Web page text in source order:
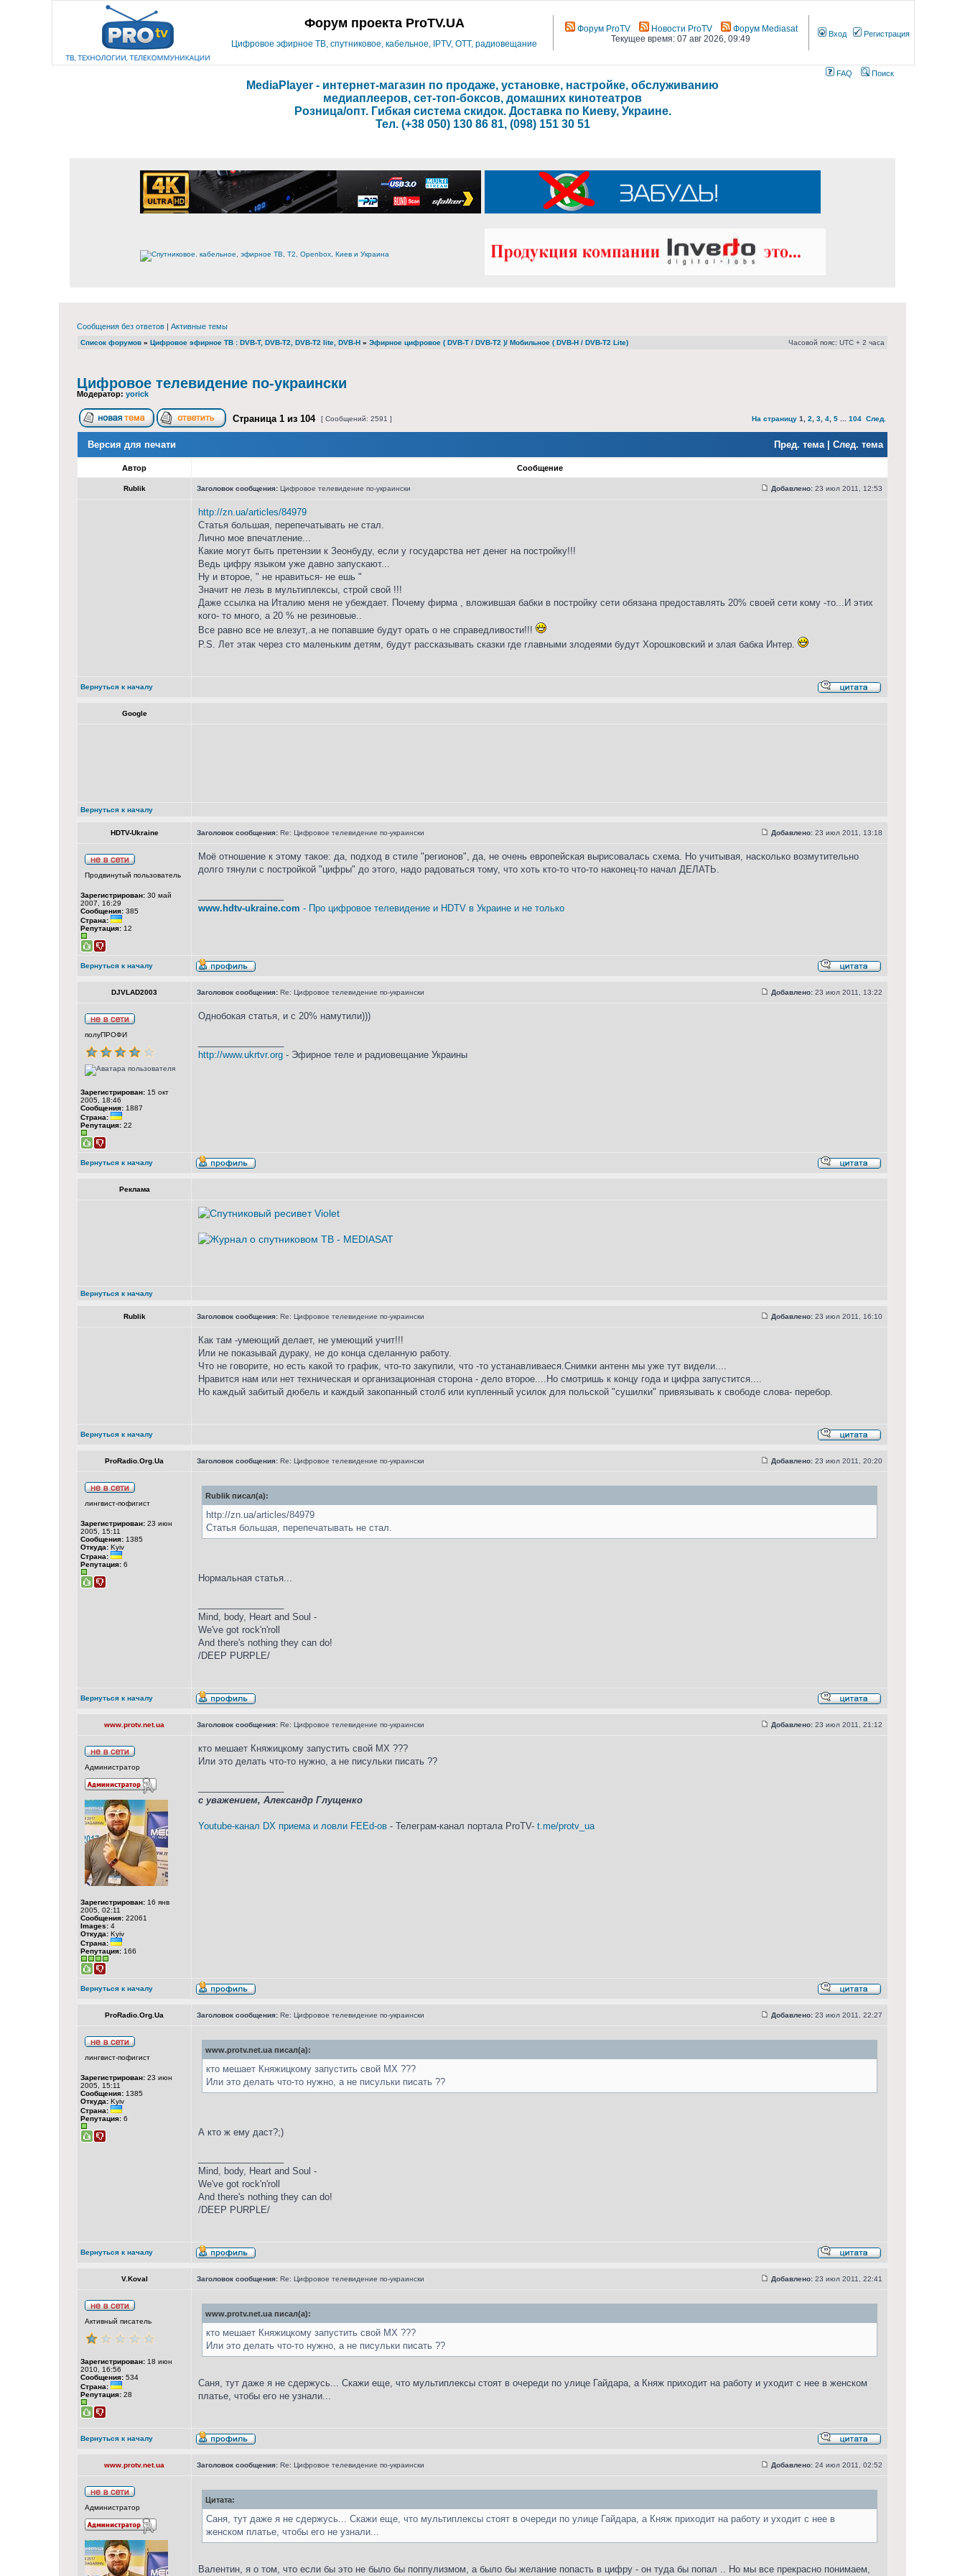
Форум проекта ProTV.UA
Цифровое эфирное ТВ, спутниковое, кабельное, IPTV, OTT, радиовещание
Форум ProTV Новости ProTV
Форум Mediasat
Текущее время: 07 авг 2026, 09:49
Вход Регистрация
FAQ Поиск
MediaPlayer - интернет-магазин по продаже, установке, настройке, обслуживанию
медиаплееров, сет-топ-боксов, домашних кинотеатров
Розница/опт. Гибкая система скидок. Доставка по Киеву, Украине.
Тел. (+38 050) 130 86 81, (098) 151 30 51
Сообщения без ответов | Активные темы
Список форумов » Цифровое эфирное ТВ : DVB-T, DVB-T2, DVB-T2 lite, DVB-H » Эфирное цифровое ( DVB-T / DVB-T2 )/ Мобильное ( DVB-H / DVB-T2 Lite) Часовой пояс: UTC + 2 часа
Цифровое телевидение по-украински
Модератор: yorick
Страница 1 из 104 [ Сообщений: 2591 ] На страницу 1 2 3 4 5 104 След.
Версия для печати Пред. тема| След. тема
Автор Сообщение
Rublik Заголовок сообщения: Цифровое телевидение по-украински Добавлено: 23 июл 2011, 12:53
http://zn.ua/articles/84979
Статья большая, перепечатывать не стал.
Лично мое впечатление...
Какие могут быть претензии к Зеонбуду, если у государства нет денег на постройку!!!
Ведь цифру языком уже давно запускают...
Ну и второе, " не нравиться- не ешь "
Значит не лезь в мультиплексы, строй свой !!!
Даже ссылка на Италию меня не убеждает. Почему фирма , вложившая бабки в постройку сети обязана предоставлять 20% своей сети кому -то...И этих
кого- то много, а 20 % не резиновые..
Все равно все не влезут,.а не попавшие будут орать о не справедливости!!!
P.S. Лет этак через сто маленьким детям, будут рассказывать сказки где главными злодеями будут Хорошковский и злая бабка Интер.
Вернуться к началу
Google
Вернуться к началу
HDTV-Ukraine Заголовок сообщения: Re: Цифровое телевидение по-украински Добавлено: 23 июл 2011, 13:18
Продвинутый пользователь
Зарегистрирован: 30 май
2007, 16:29
Сообщения: 385
Страна:
Репутация: 12
Моё отношение к этому такое: да, подход в стиле "регионов", да, не очень европейская вырисовалась схема. Но учитывая, насколько возмутительно
долго тянули с постройкой "цифры" до этого, надо радоваться тому, что хоть кто-то что-то наконец-то начал ДЕЛАТЬ.
www.hdtv-ukraine.com - Про цифровое телевидение и HDTV в Украине и не только
Вернуться к началу
DJVLAD2003 Заголовок сообщения: Re: Цифровое телевидение по-украински Добавлено: 23 июл 2011, 13:22
полуПРОФИ
Зарегистрирован: 15 окт
2005, 18:46
Сообщения: 1887
Страна:
Репутация: 22
Однобокая статья, и с 20% намутили)))
http://www.ukrtvr.org - Эфирное теле и радиовещание Украины
Вернуться к началу
Реклама
Вернуться к началу
Rublik Заголовок сообщения: Re: Цифровое телевидение по-украински Добавлено: 23 июл 2011, 16:10
Как там -умеющий делает, не умеющий учит!!!
Или не показывай дураку, не до конца сделанную работу.
Что не говорите, но есть какой то график, что-то закупили, что -то устанавливаеся.Снимки антенн мы уже тут видели....
Нравится нам или нет техническая и организационная сторона - дело второе....Но смотришь к концу года и цифра запустится....
Но каждый забитый дюбель и каждый закопанный столб или купленный усилок для польской "сушилки" привязывать к свободе слова- перебор.
Вернуться к началу
ProRadio.Org.Ua Заголовок сообщения: Re: Цифровое телевидение по-украински Добавлено: 23 июл 2011, 20:20
лингвист-пофигист
Зарегистрирован: 23 июн
2005, 15:11
Сообщения: 1385
Откуда: Kyiv
Страна:
Репутация: 6
Rublik писал(а):
http://zn.ua/articles/84979
Статья большая, перепечатывать не стал.
Нормальная статья...
Mind, body, Heart and Soul -
We've got rock'n'roll
And there's nothing they can do!
/DEEP PURPLE/
Вернуться к началу
www.protv.net.ua Заголовок сообщения: Re: Цифровое телевидение по-украински Добавлено: 23 июл 2011, 21:12
Администратор
Зарегистрирован: 16 янв
2005, 02:11
Сообщения: 22061
Images: 4
Откуда: Kyiv
Страна:
Репутация: 166
кто мешает Княжицкому запустить свой МХ ???
Или это делать что-то нужно, а не писульки писать ??
с уважением, Александр Глущенко
Youtube-канал DX приема и ловли FEEd-ов - Телеграм-канал портала ProTV- t.me/protv_ua
Вернуться к началу
ProRadio.Org.Ua Заголовок сообщения: Re: Цифровое телевидение по-украински Добавлено: 23 июл 2011, 22:27
лингвист-пофигист
Зарегистрирован: 23 июн
2005, 15:11
Сообщения: 1385
Откуда: Kyiv
Страна:
Репутация: 6
www.protv.net.ua писал(а):
кто мешает Княжицкому запустить свой МХ ???
Или это делать что-то нужно, а не писульки писать ??
А кто ж ему даст?;)
Mind, body, Heart and Soul -
We've got rock'n'roll
And there's nothing they can do!
/DEEP PURPLE/
Вернуться к началу
V.Koval Заголовок сообщения: Re: Цифровое телевидение по-украински Добавлено: 23 июл 2011, 22:41
Активный писатель
Зарегистрирован: 18 июн
2010, 16:56
Сообщения: 534
Страна:
Репутация: 28
www.protv.net.ua писал(а):
кто мешает Княжицкому запустить свой МХ ???
Или это делать что-то нужно, а не писульки писать ??
Саня, тут даже я не сдержусь... Скажи еще, что мультиплексы стоят в очереди по улице Гайдара, а Княж приходит на работу и уходит с нее в женском
платье, чтобы его не узнали...
Вернуться к началу
www.protv.net.ua Заголовок сообщения: Re: Цифровое телевидение по-украински Добавлено: 24 июл 2011, 02:52
Администратор
Цитата:
Саня, тут даже я не сдержусь... Скажи еще, что мультиплексы стоят в очереди по улице Гайдара, а Княж приходит на работу и уходит с нее в
женском платье, чтобы его не узнали...
Валентин, я о том, что если бы это не было бы поппулизмом, а было бы желание попасть в цифру - он туда бы попал .. Но мы все прекрасно понимаем,